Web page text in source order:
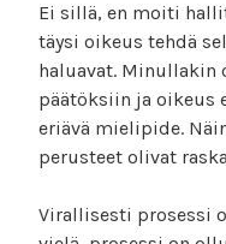
Ei sillä, en moiti
täysi oikeus tehdä
haluavat. Minullakin
päätöksiin ja oikeus
eriävä mielipide.
perusteet olivat
Virallisesti prosessi